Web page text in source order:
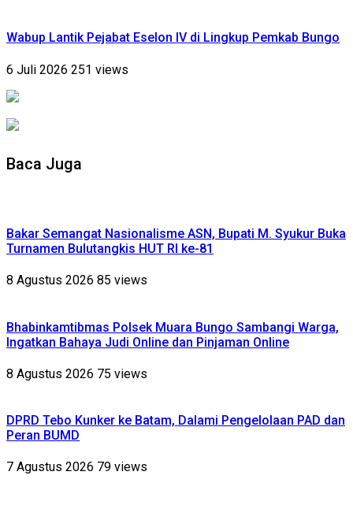
Wabup Lantik Pejabat Eselon IV di Lingkup Pemkab Bungo
6 Juli 2026 251 views
Baca Juga
Bakar Semangat Nasionalisme ASN, Bupati M. Syukur Buka
Turnamen Bulutangkis HUT RI ke-81
8 Agustus 2026 85 views
Bhabinkamtibmas Polsek Muara Bungo Sambangi Warga,
Ingatkan Bahaya Judi Online dan Pinjaman Online
8 Agustus 2026 75 views
DPRD Tebo Kunker ke Batam, Dalami Pengelolaan PAD dan
Peran BUMD
7 Agustus 2026 79 views